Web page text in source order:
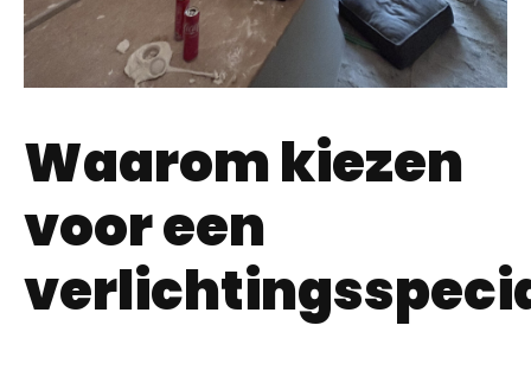
Waarom kiezen
voor een